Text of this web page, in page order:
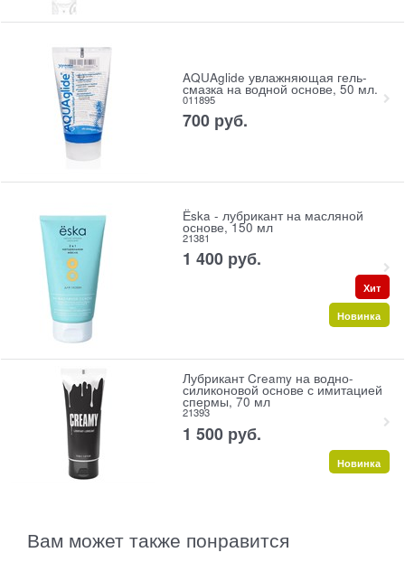
AQUAglide увлажняющая гель-
смазка на водной основе, 50 мл.
011895
700 руб.
Ёska - лубрикант на масляной
основе, 150 мл
21381
1 400 руб.
Хит
Новинка
Лубрикант Creamy на водно-
силиконовой основе с имитацией
спермы, 70 мл
21393
1 500 руб.
Новинка
Вам может также понравится